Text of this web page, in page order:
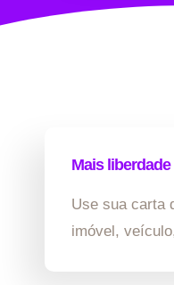
Mais liberdade
Use sua carta
imóvel,